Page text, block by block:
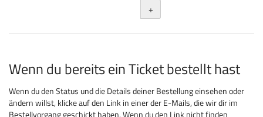
+
Wenn du bereits ein Ticket bestellt hast
Wenn du den Status und die Details deiner Bestellung einsehen oder
ändern willst, klicke auf den Link in einer der E-Mails, die wir dir im